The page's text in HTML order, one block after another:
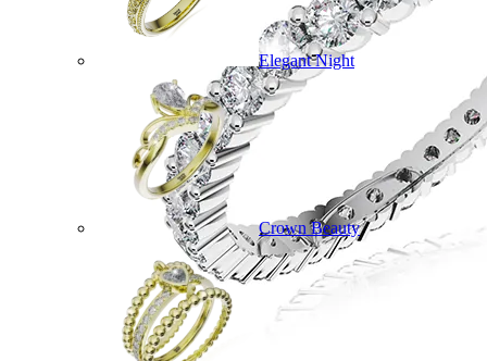
Elegant Night
Crown Beauty